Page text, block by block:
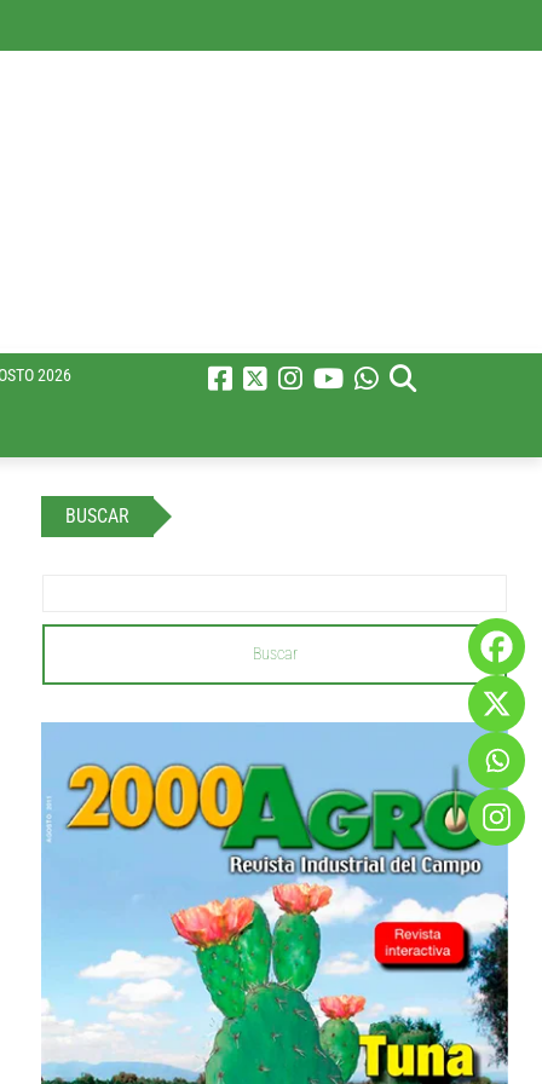
2026
BUSCAR
Buscar